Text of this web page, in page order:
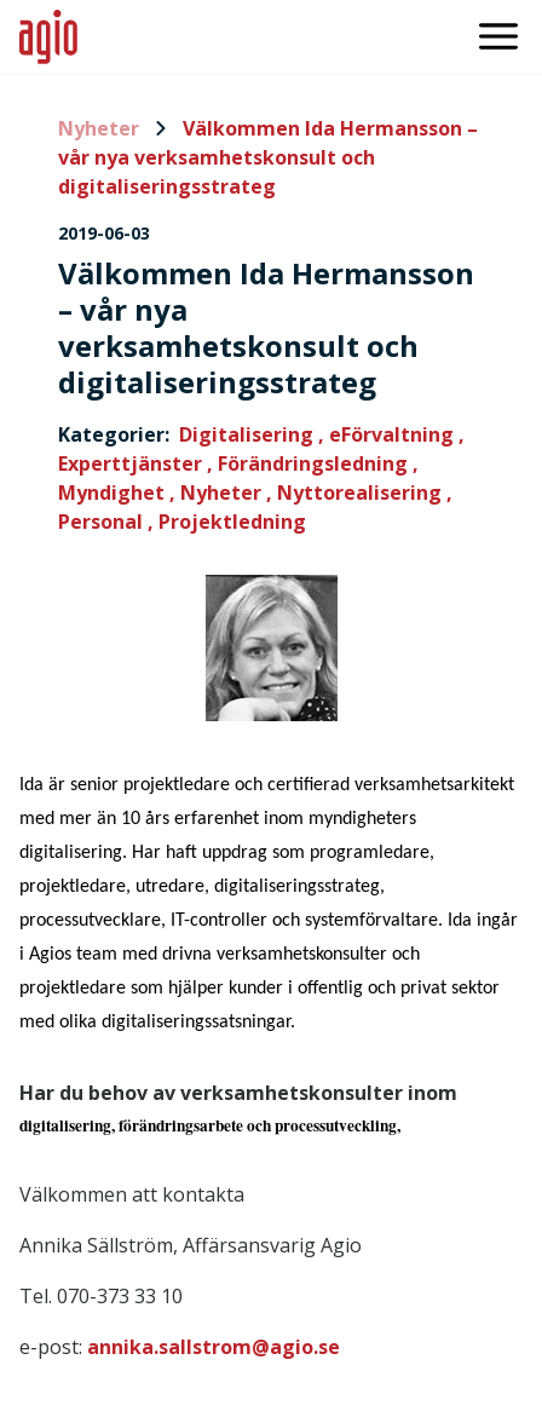
Nyheter
Välkommen Ida Hermansson –
vår nya verksamhetskonsult och
digitaliseringsstrateg
2019-06-03
Välkommen Ida Hermansson
– vår nya
verksamhetskonsult och
digitaliseringsstrateg
Kategorier: Digitalisering , eFörvaltning ,
Experttjänster , Förändringsledning ,
Myndighet , Nyheter , Nyttorealisering ,
Personal , Projektledning
Ida är senior projektledare och certifierad verksamhetsarkitekt
med mer än 10 års erfarenhet inom myndigheters
digitalisering. Har haft uppdrag som programledare,
projektledare, utredare, digitaliseringsstrateg,
processutvecklare, IT-controller och systemförvaltare. Ida ingår
i Agios team med drivna verksamhetskonsulter och
projektledare som hjälper kunder i offentlig och privat sektor
med olika digitaliseringssatsningar.
Har du behov av verksamhetskonsulter inom
digitalisering, förändringsarbete och processutveckling,
Välkommen att kontakta
Annika Sällström, Affärsansvarig Agio
Tel. 070-373 33 10
e-post: annika.sallstrom@agio.se